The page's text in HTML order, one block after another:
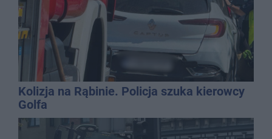
Kolizja na Rąbinie. Policja szuka kierowcy
Golfa